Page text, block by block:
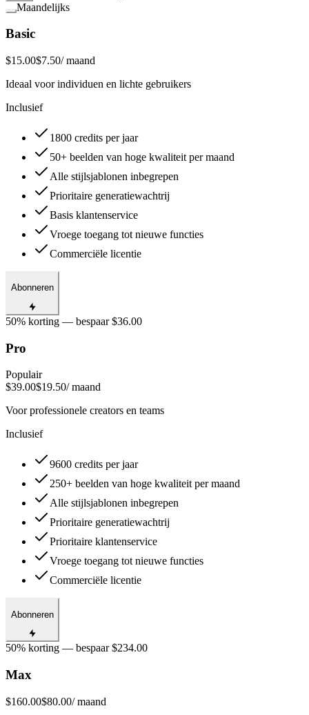
Maandelijks
Basic
$15.00$7.50/ maand
Ideaal voor individuen en lichte gebruikers
Inclusief
1800 credits per jaar
50+ beelden van hoge kwaliteit per maand
Alle stijlsjablonen inbegrepen
Prioritaire generatiewachtrij
Basis klantenservice
Vroege toegang tot nieuwe functies
Commerciële licentie
Abonneren
50% korting — bespaar $36.00
Pro
Populair
$39.00$19.50/ maand
Voor professionele creators en teams
Inclusief
9600 credits per jaar
250+ beelden van hoge kwaliteit per maand
Alle stijlsjablonen inbegrepen
Prioritaire generatiewachtrij
Prioritaire klantenservice
Vroege toegang tot nieuwe functies
Commerciële licentie
Abonneren
50% korting — bespaar $234.00
Max
$160.00$80.00/ maand